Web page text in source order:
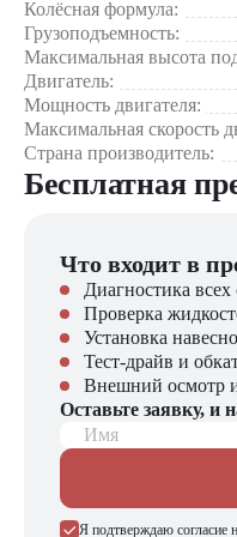
Где применяется Grove
Строительство жилых
Монтаж
Работы на объектах
Подъем и
Почему стоит выбрать
Автокран Grove GMK
при подъемных
Автокран Grove GMK
спецтехники, вилочной
Колёсная формула:
Грузоподъемность:
Максимальная высота
Двигатель:
Мощность двигателя:
Максимальная скорость
Страна производитель:
Бесплатная
Что входит в
Диагностика
Проверка
Установка
Тест-драйв и
Внешний осмотр
Оставьте заявку, и
Имя
Я подтверждаю согласие